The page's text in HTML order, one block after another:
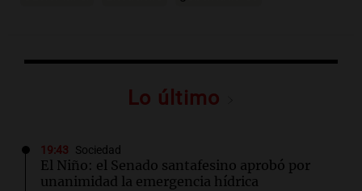
Lo último
19:43 Sociedad
El Niño: el Senado santafesino aprobó por
unanimidad la emergencia hídrica